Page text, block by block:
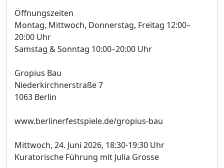
Öffnungszeiten
Montag, Mittwoch, Donnerstag, Freitag 12:00–
20:00 Uhr
Samstag & Sonntag 10:00–20:00 Uhr
Gropius Bau
Niederkirchnerstraße 7
1063 Berlin
www.berlinerfestspiele.de/gropius-bau
Mittwoch, 24. Juni 2026, 18:30-19:30 Uhr
Kuratorische Führung mit Julia Grosse